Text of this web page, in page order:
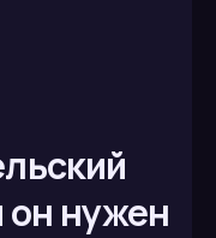
он нужен